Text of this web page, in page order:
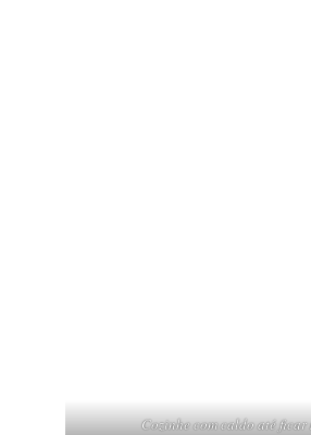
Cozinhe com caldo até ficar